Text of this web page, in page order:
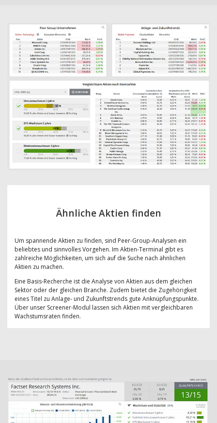
Ähnliche Aktien finden
Um spannende Aktien zu finden, sind Peer-Group-Analysen ein
beliebtes und sinnvolles Vorgehen. Im Aktien-Terminal gibt es
zahlreiche Möglichkeiten, um sich auf die Suche nach ähnlichen
Aktien zu machen.
Eine Basis-Recherche ist die Analyse von Aktien aus dem gleichen
Sektor oder der gleichen Branche. Zudem bietet die Zugehörigkeit
eines Titel zu Anlage- und Zukunftstrends gute Anknüpfungspunkte.
Über unser Screener-Modul lassen sich Aktien mit vergleichbaren
Wachstumsraten finden.